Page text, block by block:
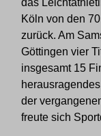
das
Köln von den
zurück. Am
Göttingen vier
insgesamt 15
der
freute sich